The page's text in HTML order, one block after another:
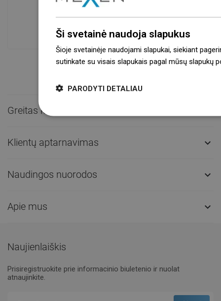
Prekių prieinamumas
Mūsų produktai jūsų laukia moderniame
sandėlyje.Visada pasirengusi išsiųsti!
Greitas kontaktas
Klientų aptarnavimas 
Naudingos nuorodos 
Apie mus 
Naujienlaiškis
Prisiregistruokite prie informacinio biuletenio ir nuolat
atnaujinkite.
Ši svetainė naudoja slapukus
Šioje svetainėje naudojami slapukai, siekiant
sutinkate su visais slapukais pagal mūsų slapukų
PARODYTI DETALIAU